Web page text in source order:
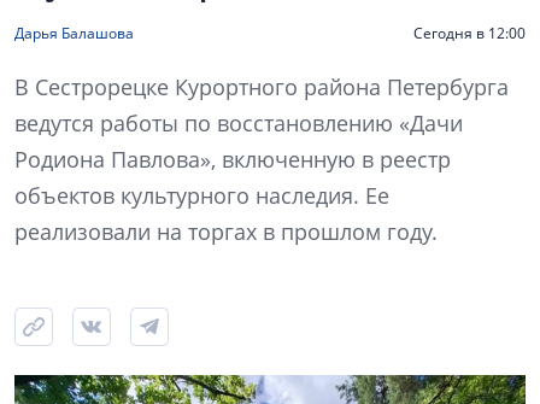
Дарья Балашова Сегодня в 12:00
В Сестрорецке Курортного района Петербурга
ведутся работы по восстановлению «Дачи
Родиона Павлова», включенную в реестр
объектов культурного наследия. Ее
реализовали на торгах в прошлом году.